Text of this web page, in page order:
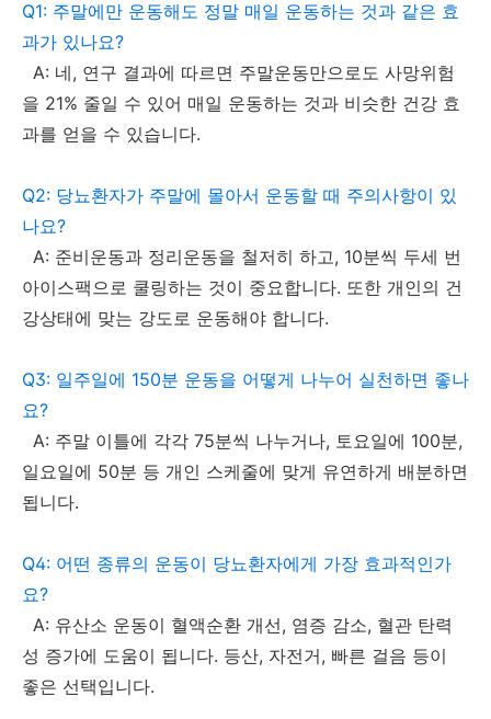
Q1: 주말에만 운동해도 정말 매일 운동하는 것과 같은 효
과가 있나요?
A: 네, 연구 결과에 따르면 주말운동만으로도 사망위험
을 21% 줄일 수 있어 매일 운동하는 것과 비슷한 건강 효
과를 얻을 수 있습니다.
Q2: 당뇨환자가 주말에 몰아서 운동할 때 주의사항이 있
나요?
A: 준비운동과 정리운동을 철저히 하고, 10분씩 두세 번
아이스팩으로 쿨링하는 것이 중요합니다. 또한 개인의 건
강상태에 맞는 강도로 운동해야 합니다.
Q3: 일주일에 150분 운동을 어떻게 나누어 실천하면 좋나
요?
A: 주말 이틀에 각각 75분씩 나누거나, 토요일에 100분,
일요일에 50분 등 개인 스케줄에 맞게 유연하게 배분하면
됩니다.
Q4: 어떤 종류의 운동이 당뇨환자에게 가장 효과적인가
요?
A: 유산소 운동이 혈액순환 개선, 염증 감소, 혈관 탄력
성 증가에 도움이 됩니다. 등산, 자전거, 빠른 걸음 등이
좋은 선택입니다.